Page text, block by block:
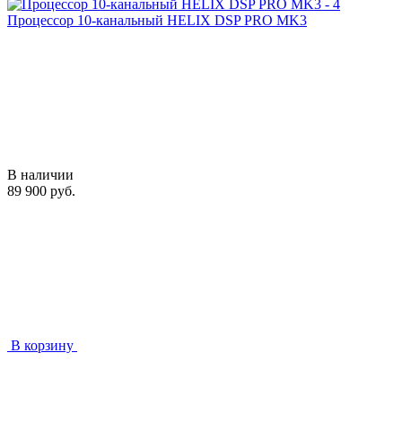
Процессор 10-канальный HELIX DSP PRO MK3
В наличии
89 900 руб.
В корзину